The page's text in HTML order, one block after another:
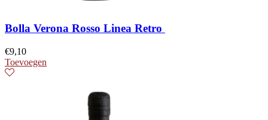
Bolla Verona Rosso Linea Retro
€9,10
Toevoegen